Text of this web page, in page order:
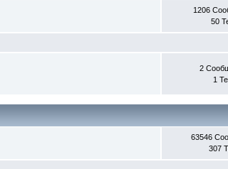
1206
50
2
1
63546
307